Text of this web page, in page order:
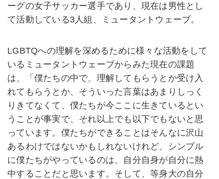
ーグの女子サッカー選手であり、現在は男性とし
て活動している3人組、ミュータントウェーブ。
LGBTQへの理解を深めるために様々な活動をして
いるミュータントウェーブからみた現在の課題
は、「僕たちの中で、理解してもらうとか受け入
れてもらうとか、そういった言葉はあまりしっく
りきてなくて、僕たちが今ここに生きているとい
うことが事実で、それ以上でも以下でもないと思
っています。僕たちができることはそんなに沢山
あるわけではないかもしれないけれど、シンプル
に僕たちがやっているのは、自分自身が自分に熱
中することだと思います。そして、等身大の自分